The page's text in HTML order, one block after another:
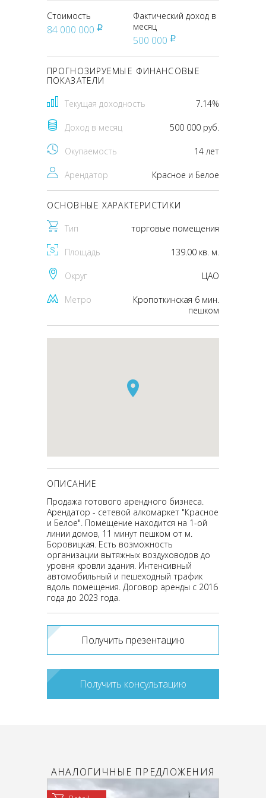
Стоимость
84 000 000 pуб
Фактический доход в
месяц
500 000 pуб
ПРОГНОЗИРУЕМЫЕ ФИНАНСОВЫЕ
ПОКАЗАТЕЛИ
Текущая доходность 7.14%
Доход в месяц 500 000 руб.
Окупаемость 14 лет
Арендатор Красное и Белое
ОСНОВНЫЕ ХАРАКТЕРИСТИКИ
Тип торговые помещения
Площадь 139.00 кв. м.
Округ ЦАО
Метро
Кропоткинская 6 мин.
пешком
ОПИСАНИЕ
Продажа готового арендного бизнеса.
Арендатор - сетевой алкомаркет "Красное
и Белое". Помещение находится на 1-ой
линии домов, 11 минут пешком от м.
Боровицкая. Есть возможность
организации вытяжных воздуховодов до
уровня кровли здания. Интенсивный
автомобильный и пешеходный трафик
вдоль помещения. Договор аренды с 2016
года до 2023 года.
Получить презентацию
Получить консультацию
АНАЛОГИЧНЫЕ ПРЕДЛОЖЕНИЯ